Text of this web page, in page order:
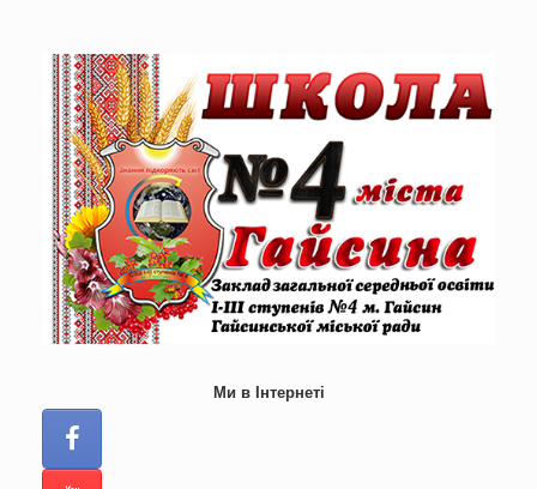
Ми в Інтернеті